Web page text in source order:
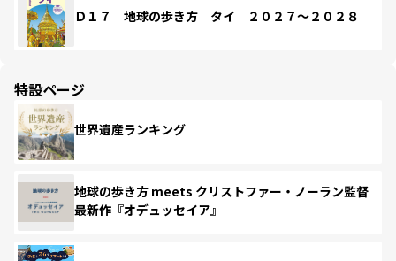
Ｄ１７ 地球の歩き方 タイ ２０２７～２０２８
特設ページ
世界遺産ランキング
地球の歩き方 meets クリストファー・ノーラン監督
最新作『オデュッセイア』